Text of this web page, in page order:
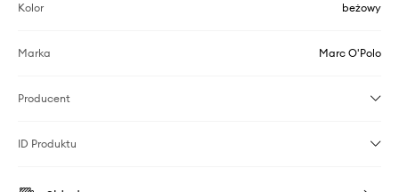
Kolor beżowy
Marka Marc O'Polo
Producent
ID Produktu